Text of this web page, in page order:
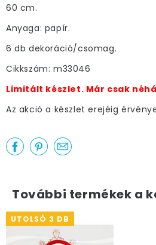
60 cm.
Anyaga: papír.
6 db dekoráció/csomag.
Cikkszám: m33046
Limitált készlet. Már csak
Az akció a készlet erejéig
További termékek a
UTOLSÓ 3 DB